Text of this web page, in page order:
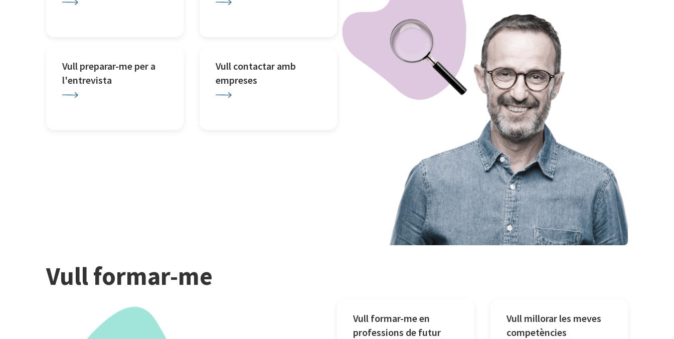
Vull preparar-me per a
l'entrevista
Vull contactar amb
empreses
Vull formar-me
Vull formar-me en
professions de futur
Vull millorar les meves
competències